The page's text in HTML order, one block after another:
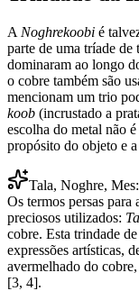
A Noghrekoobi é
parte de uma tríade de
dominaram ao longo
o cobre também são
mencionam um trio
koob (incrustado a
escolha do metal não
propósito do objeto e
Tala, Noghre,
Os termos persas para
preciosos utilizados:
cobre. Esta trindade
expressões artísticas,
avermelhado do
[3, 4].